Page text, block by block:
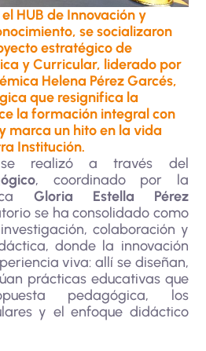
HUB de Innovación y
se socializaron
estratégico de
y Curricular, liderado por
Helena Pérez Garcés,
que resignifica la
la formación integral con
marca un hito en la vida
Institución.
se realizó a través del
, coordinado por la
Gloria Estella Pérez
se ha consolidado como
colaboración y
donde la innovación
viva: allí se diseñan,
prácticas educativas que
pedagógica, los
y el enfoque didáctico